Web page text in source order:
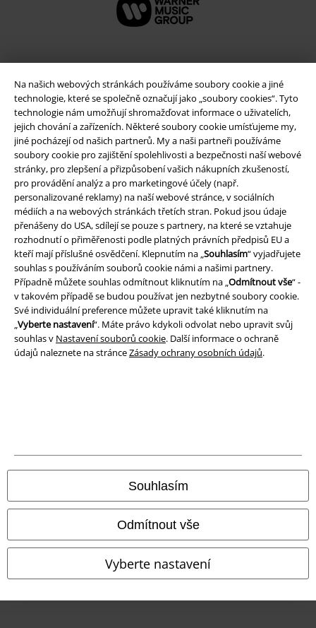
Na našich webových stránkách používáme soubory cookie a jiné
technologie, které se společně označují jako „soubory cookies“. Tyto
technologie nám umožňují shromažďovat informace o uživatelích,
jejich chování a zařízeních. Některé soubory cookie umísťujeme my,
jiné pocházejí od našich partnerů. My a naši partneři používáme
soubory cookie pro zajištění spolehlivosti a bezpečnosti naší webové
stránky, pro zlepšení a přizpůsobení vašich nákupních zkušeností,
pro provádění analýz a pro marketingové účely (např.
personalizované reklamy) na naší webové stránce, v sociálních
médiích a na webových stránkách třetích stran. Pokud jsou údaje
přenášeny do USA, sdílejí se pouze s partnery, na které se vztahuje
rozhodnutí o přiměřenosti podle platných právních předpisů EU a
kteří mají příslušné osvědčení. Klepnutím na „Souhlasím“ vyjadřujete
souhlas s používáním souborů cookie námi a našimi partnery.
Případně můžete souhlas odmítnout kliknutím na „Odmítnout vše“ -
v takovém případě se budou používat jen nezbytné soubory cookie.
Své individuální preference můžete upravit také kliknutím na
„Vyberte nastavení“. Máte právo kdykoli odvolat nebo upravit svůj
souhlas v Nastavení souborů cookie. Další informace o ochraně
údajů naleznete na stránceZásady ochrany osobních údajů.
Souhlasím
Odmítnout vše
Vyberte nastavení
Právní informace
Podmínky
Prohlášení
Ochrana osobních údajů
Likvidace odpadu a ochrana životního prostředí
Prohlášení o shodě
Naše online obchody